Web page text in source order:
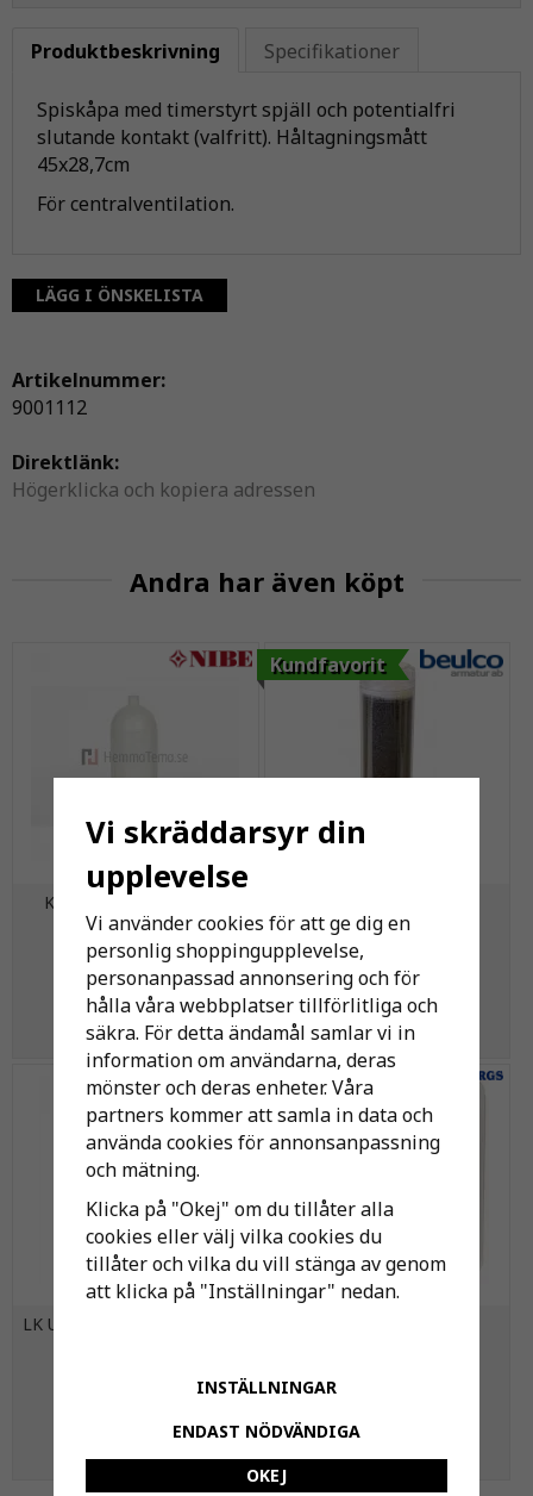
Produktbeskrivning Specifikationer
Spiskåpa med timerstyrt spjäll och potentialfri
slutande kontakt (valfritt). Håltagningsmått
45x28,7cm
För centralventilation.
LÄGG I ÖNSKELISTA
Artikelnummer:
9001112
Direktlänk:
Högerklicka och kopiera adressen
Andra har även köpt
Komplett nivåkärl NIBE
11xx/12xx
862 kr
KÖP
Kundfavorit
275 kr
KÖP
LK Universalrör A16 RiR Extra
KÖP
-25%
KÖP
Vi skräddarsyr din
upplevelse
Vi använder cookies för att ge dig en
personlig shoppingupplevelse,
personanpassad annonsering och för
hålla våra webbplatser tillförlitliga och
säkra. För detta ändamål samlar vi in
information om användarna, deras
mönster och deras enheter. Våra
partners kommer att samla in data och
använda cookies för annonsanpassning
och mätning.
Klicka på "Okej" om du tillåter alla
cookies eller välj vilka cookies du
tillåter och vilka du vill stänga av genom
att klicka på "Inställningar" nedan.
INSTÄLLNINGAR
ENDAST NÖDVÄNDIGA
OKEJ